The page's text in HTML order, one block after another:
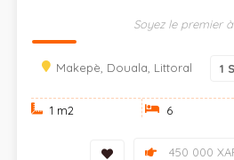
Soyez le premier
Makepè, Douala, Littoral 1
1 m2 6
450 000